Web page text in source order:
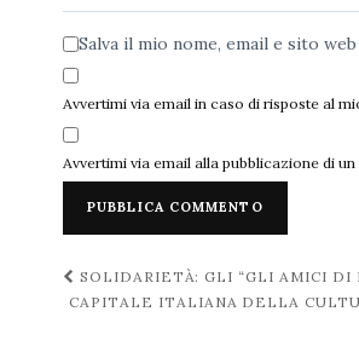
Salva il mio nome, email e sito
Avvertimi via email in caso di risposte al
Avvertimi via email alla pubblicazione di
Navigazione
post
SOLIDARIETÀ: GLI “GLI AMICI DI
CAPITALE ITALIANA DELLA